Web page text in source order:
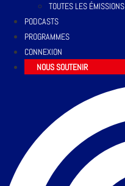
TOUTES LES ÉMISSIONS
PODCASTS
PROGRAMMES
CONNEXION
NOUS SOUTENIR